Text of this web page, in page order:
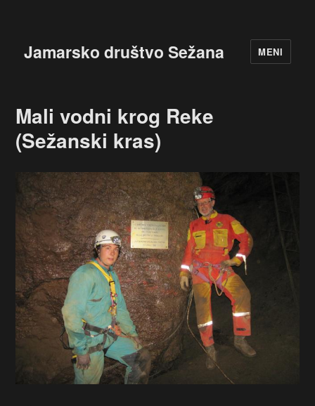
Jamarsko društvo Sežana MENI
Mali vodni krog Reke
(Sežanski kras)